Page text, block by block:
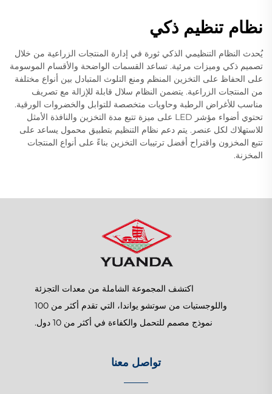
نظام تنظيم ذكي
يُحدث النظام التنظيمي الذكي ثورة في إدارة المنتجات الزراعية من خلال
تصميم ذكي وميزات مرئية. تساعد القسمات الواضحة والأقسام الموسومة
على الحفاظ على التخزين المنظم ومنع التلوث المتبادل بين أنواع مختلفة
من المنتجات الزراعية. يتضمن النظام سلال قابلة للإزالة مع تصريف
مناسب للأغراض الرطبة وحاويات متخصصة للتوابل والخضروات الورقية.
تحتوي أضواء مؤشر LED على ميزة تتبع مدة التخزين والنافذة الأمثل
للاستهلاك لكل عنصر. يتم دعم نظام التنظيم بتطبيق محمول يساعد على
تتبع المخزون واقتراح أفضل ترتيبات التخزين بناءً على أنواع المنتجات
المخزنة.
اكتشف المجموعة الشاملة من معدات التجزئة
واللوجستيات من سوتشو يواندا، التي تقدم أكثر من 100
نموذج مصمم للتحمل والكفاءة في أكثر من 10 دول.
تواصل معنا